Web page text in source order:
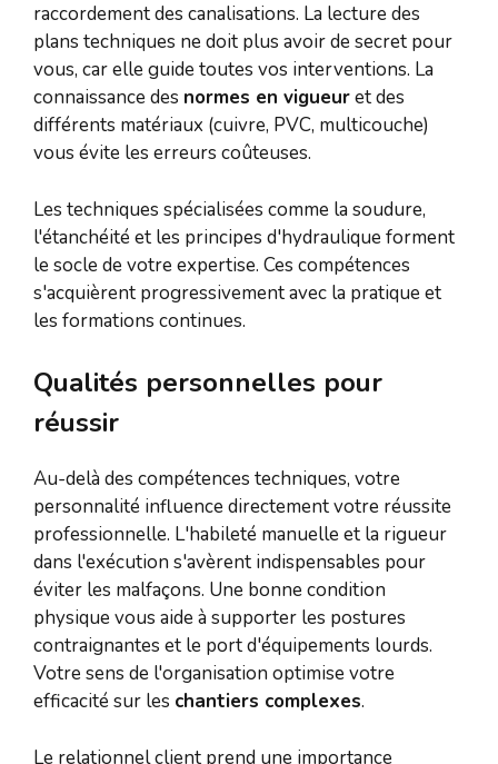
raccordement des canalisations. La lecture des
plans techniques ne doit plus avoir de secret pour
vous, car elle guide toutes vos interventions. La
connaissance des normes en vigueuret des
différents matériaux (cuivre, PVC, multicouche)
vous évite les erreurs coûteuses.
Les techniques spécialisées comme la soudure,
l'étanchéité et les principes d'hydraulique forment
le socle de votre expertise. Ces compétences
s'acquièrent progressivement avec la pratique et
les formations continues.
Qualités personnelles pour
réussir
Au-delà des compétences techniques, votre
personnalité influence directement votre réussite
professionnelle. L'habileté manuelle et la rigueur
dans l'exécution s'avèrent indispensables pour
éviter les malfaçons. Une bonne condition
physique vous aide à supporter les postures
contraignantes et le port d'équipements lourds.
Votre sens de l'organisation optimise votre
efficacité sur les chantiers complexes.
Le relationnel client prend une importance